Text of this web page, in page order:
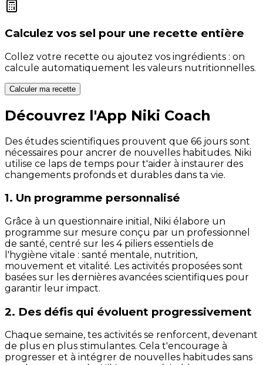
Calculez vos sel pour une recette entière
Collez votre recette ou ajoutez vos ingrédients : on
calcule automatiquement les valeurs nutritionnelles.
Calculer ma recette
Découvrez l'App Niki Coach
Des études scientifiques prouvent que 66 jours sont
nécessaires pour ancrer de nouvelles habitudes. Niki
utilise ce laps de temps pour t'aider à instaurer des
changements profonds et durables dans ta vie.
1. Un programme personnalisé
Grâce à un questionnaire initial, Niki élabore un
programme sur mesure conçu par un professionnel
de santé, centré sur les 4 piliers essentiels de
l'hygiène vitale : santé mentale, nutrition,
mouvement et vitalité. Les activités proposées sont
basées sur les dernières avancées scientifiques pour
garantir leur impact.
2. Des défis qui évoluent progressivement
Chaque semaine, tes activités se renforcent, devenant
de plus en plus stimulantes. Cela t'encourage à
progresser et à intégrer de nouvelles habitudes sans